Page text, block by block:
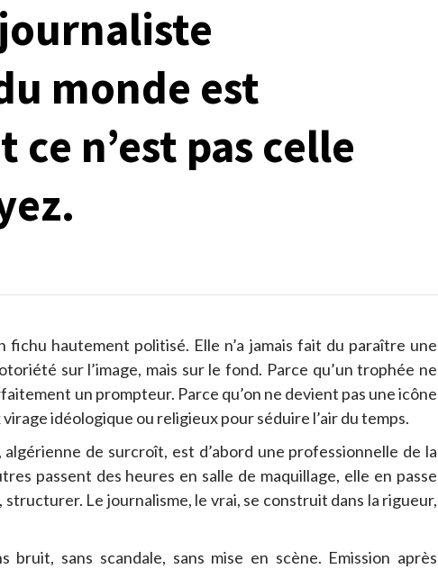
monde est
n’est pas celle
fichu hautement politisé. Elle n’a jamais fait du paraître une
sur l’image, mais sur le fond. Parce qu’un trophée ne
un prompteur. Parce qu’on ne devient pas une icône
idéologique ou religieux pour séduire l’air du temps.
de surcroît, est d’abord une professionnelle de la
passent des heures en salle de maquillage, elle en passe
Le journalisme, le vrai, se construit dans la rigueur,
bruit, sans scandale, sans mise en scène. Emission après